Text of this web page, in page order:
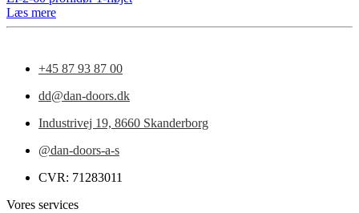
Læs mere
+45 87 93 87 00
dd@dan-doors.dk
Industrivej 19, 8660 Skanderborg
@dan-doors-a-s
CVR: 71283011
Vores services